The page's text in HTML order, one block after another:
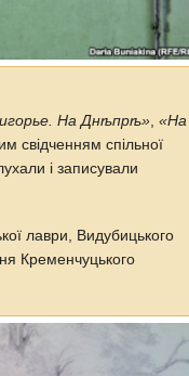
На Днѣпрѣ»,«На
свідченням спільної
і записували
лаври, Видубицького
Кременчуцького